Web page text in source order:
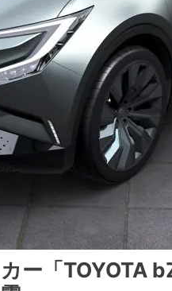
ー「TOYOTA